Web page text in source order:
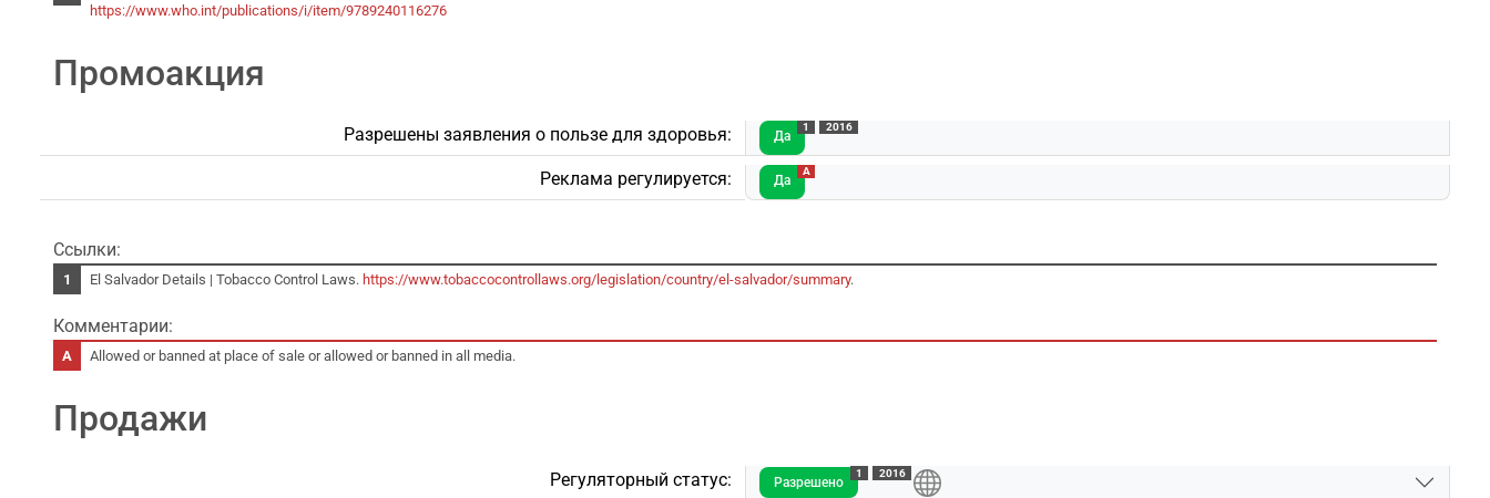
https://www.who.int/publications/i/item/9789240116276
Промоакция
Разрешены заявления о пользе для здоровья: Да
1 2016
Реклама регулируется: Да
A
Ссылки:
El Salvador Details | Tobacco Control Laws. https://www.tobaccocontrollaws.org/legislation/country/el-salvador/summary.
Комментарии:
Allowed or banned at place of sale or allowed or banned in all media.
Продажи
Регуляторный статус: Разрешено
1 2016